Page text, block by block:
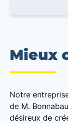
Mieux
Notre
de M.
désireux de